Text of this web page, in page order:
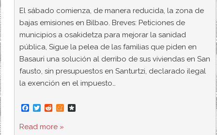
El sábado comienza, de manera reducida, la zona de
bajas emisiones en Bilbao. Breves: Peticiones de
municipios a osakidetza para mejorar la sanidad
pública, Sigue la pelea de las familias que piden en
Basauri una solución al derribo de sus viviendas en San
fausto, sin presupuestos en Santurtzi, declarado ilegal
la exención en el impuesto…
F
c
e
T
i
t
R
d
d
M
Read more »